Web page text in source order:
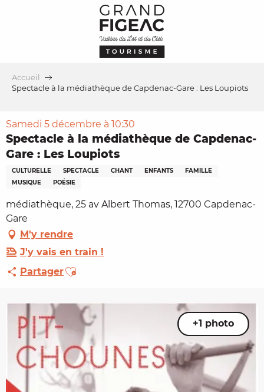
Accueil
Spectacle à la médiathèque de Capdenac-Gare : Les Loupiots
Samedi 5 décembre à 10:30
Spectacle à la médiathèque de Capdenac-
Gare : Les Loupiots
CULTURELLE SPECTACLE CHANT ENFANTS
FAMILLE
MUSIQUE
POÉSIE
médiathèque, 25 av Albert Thomas, 12700 Capdenac-
Gare
M'y rendre
J'y vais en train !
PartagerAjouter aux favoris
+1 photo